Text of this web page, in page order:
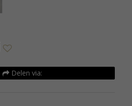
Delen via: